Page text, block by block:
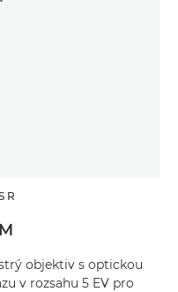
R
objektiv s optickou
v rozsahu 5 EV pro